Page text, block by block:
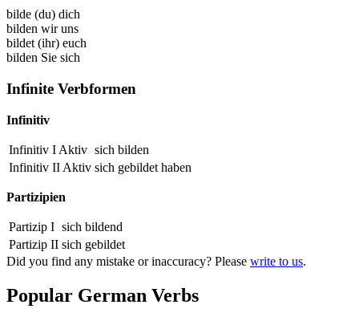
bilde (du) dich
bilden wir uns
bildet (ihr) euch
bilden Sie sich
Infinite Verbformen
Infinitiv
Infinitiv I Aktiv sich bilden
Infinitiv II Aktiv sich gebildet haben
Partizipien
Partizip I sich bildend
Partizip II sich gebildet
Did you find any mistake or inaccuracy? Please write to us.
Popular German Verbs